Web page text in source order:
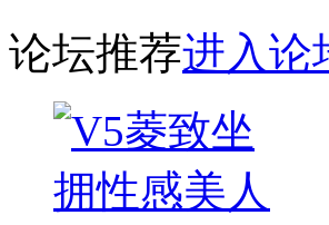
论坛推荐进入论